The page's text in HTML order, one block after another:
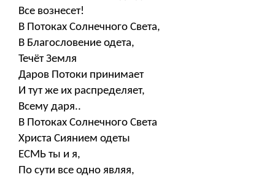
Все вознесет!
В Потоках Солнечного Света,
В Благословение одета,
Течёт Земля
Даров Потоки принимает
И тут же их распределяет,
Всему даря..
В Потоках Солнечного Света
Христа Сиянием одеты
ЕСМЬ ты и я,
По сути все одно являя,